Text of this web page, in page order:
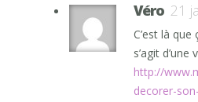
Véro 21
C’est là que
s’agit d’une
http://
decorer-